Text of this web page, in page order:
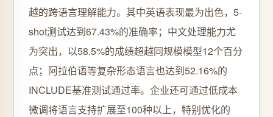
越的跨语言理解能力。其中英语表现最为出色，5-
shot测试达到67.43%的准确率；中文处理能力尤
为突出，以58.5%的成绩超越同规模模型12个百分
点；阿拉伯语等复杂形态语言也达到52.16%的
INCLUDE基准测试通过率。企业还可通过低成本
微调将语言支持扩展至100种以上，特别优化的